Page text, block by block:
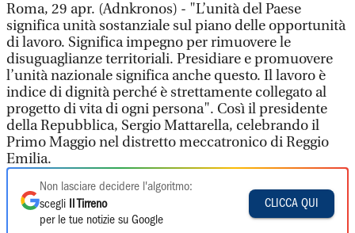
Roma, 29 apr. (Adnkronos) - "L’unità del Paese
significa unità sostanziale sul piano delle opportunità
di lavoro. Significa impegno per rimuovere le
disuguaglianze territoriali. Presidiare e promuovere
l’unità nazionale significa anche questo. Il lavoro è
indice di dignità perché è strettamente collegato al
progetto di vita di ogni persona". Così il presidente
della Repubblica, Sergio Mattarella, celebrando il
Primo Maggio nel distretto meccatronico di Reggio
Emilia.
Non lasciare decidere l'algoritmo:
scegli
Il Tirreno
per le tue notizie su Google
CLICCA QUI